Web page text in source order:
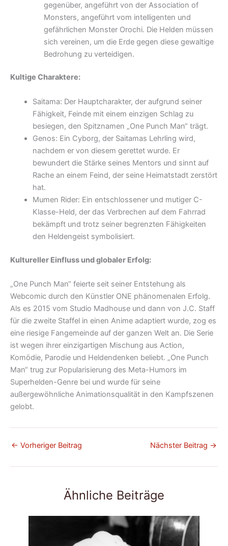
gegenüber, angeführt von der Association of
Monsters, angeführt vom intelligenten und
gefährlichen Monster Orochi. Die Helden müssen
sich vereinen, um die Erde gegen diese gewaltige
Bedrohung zu verteidigen.
Kultige Charaktere:
Saitama: Der Hauptcharakter, der aufgrund seiner
Fähigkeit, Feinde mit einem einzigen Schlag zu
besiegen, den Spitznamen „One Punch Man“ trägt.
Genos: Ein Cyborg, der Saitamas Lehrling wird,
nachdem er von diesem gerettet wurde. Er
bewundert die Stärke seines Mentors und sinnt auf
Rache an einem Feind, der seine Heimatstadt zerstört
hat.
Mumen Rider: Ein entschlossener und mutiger C-
Klasse-Held, der das Verbrechen auf dem Fahrrad
bekämpft und trotz seiner begrenzten Fähigkeiten
den Heldengeist symbolisiert.
Kultureller Einfluss und globaler Erfolg:
„One Punch Man“ feierte seit seiner Entstehung als
Webcomic durch den Künstler ONE phänomenalen Erfolg.
Als es 2015 vom Studio Madhouse und dann von J.C. Staff
für die zweite Staffel in einen Anime adaptiert wurde, zog es
eine riesige Fangemeinde auf der ganzen Welt an. Die Serie
ist wegen ihrer einzigartigen Mischung aus Action,
Komödie, Parodie und Heldendenken beliebt. „One Punch
Man“ trug zur Popularisierung des Meta-Humors im
Superhelden-Genre bei und wurde für seine
außergewöhnliche Animationsqualität in den Kampfszenen
gelobt.
← Vorheriger Beitrag Nächster Beitrag →
Ähnliche Beiträge